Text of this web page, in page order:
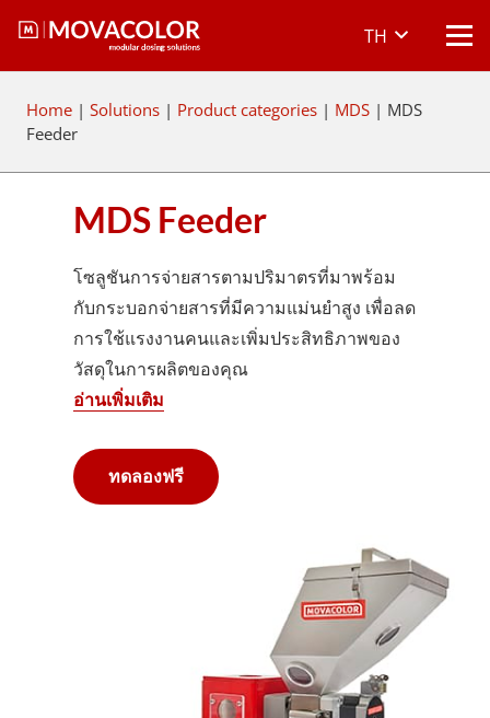
TH
Home | Solutions | Product categories | MDS | MDS
Feeder
MDS Feeder
โซลูชันการจ่ายสารตามปริมาตรที่มาพร้อม
กับกระบอกจ่ายสารที่มีความแม่นยำสูง เพื่อลด
การใช้แรงงานคนและเพิ่มประสิทธิภาพของ
วัสดุในการผลิตของคุณ
อ่านเพิ่มเติม
ทดลองฟรี